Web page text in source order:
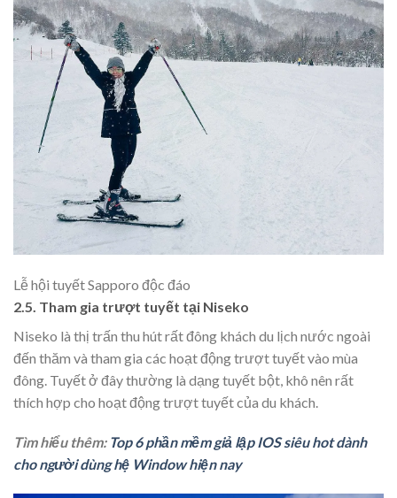
Lễ hội tuyết Sapporo độc đáo
2.5. Tham gia trượt tuyết tại Niseko
Niseko là thị trấn thu hút rất đông khách du lịch nước ngoài
đến thăm và tham gia các hoạt động trượt tuyết vào mùa
đông. Tuyết ở đây thường là dạng tuyết bột, khô nên rất
thích hợp cho hoạt động trượt tuyết của du khách.
Tìm hiểu thêm: Top 6 phần mềm giả lập IOS siêu hot dành
cho người dùng hệ Window hiện nay